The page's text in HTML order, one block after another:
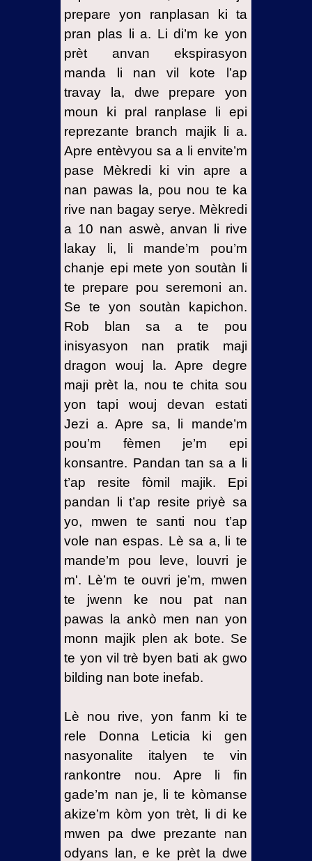
prepare yon ranplasan ki ta
pran plas li a. Li di’m ke yon
prèt anvan ekspirasyon
manda li nan vil kote l’ap
travay la, dwe prepare yon
moun ki pral ranplase li epi
reprezante branch majik li a.
Apre entèvyou sa a li envite’m
pase Mèkredi ki vin apre a
nan pawas la, pou nou te ka
rive nan bagay serye. Mèkredi
a 10 nan aswè, anvan li rive
lakay li, li mande’m pou’m
chanje epi mete yon soutàn li
te prepare pou seremoni an.
Se te yon soutàn kapichon.
Rob blan sa a te pou
inisyasyon nan pratik maji
dragon wouj la. Apre degre
maji prèt la, nou te chita sou
yon tapi wouj devan estati
Jezi a. Apre sa, li mande’m
pou’m fèmen je’m epi
konsantre. Pandan tan sa a li
t’ap resite fòmil majik. Epi
pandan li t’ap resite priyè sa
yo, mwen te santi nou t’ap
vole nan espas. Lè sa a, li te
mande’m pou leve, louvri je
m'. Lè’m te ouvri je’m, mwen
te jwenn ke nou pat nan
pawas la ankò men nan yon
monn majik plen ak bote. Se
te yon vil trè byen bati ak gwo
bilding nan bote inefab.
Lè nou rive, yon fanm ki te
rele Donna Leticia ki gen
nasyonalite italyen te vin
rankontre nou. Apre li fin
gade’m nan je, li te kòmanse
akize’m kòm yon trèt, li di ke
mwen pa dwe prezante nan
odyans lan, e ke prèt la dwe